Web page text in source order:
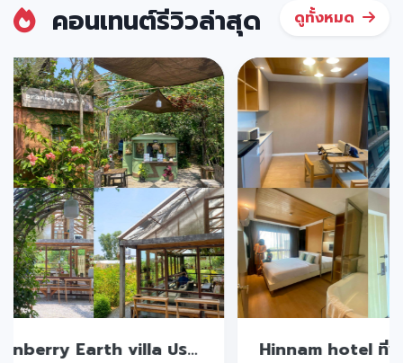
คอนเทนต์รีวิวล่าสุด ดูทั้งหมด
Pranberry Earth villa ปราณบุรี ที่พักประจวบ ที่พักน่ารักมากมีไม่กี่ห้องในประจวบคีรีขันธ์ บรรยากาศดีแถมมีคาเฟ่ให้นั่งชิลอีกด้วยน้า